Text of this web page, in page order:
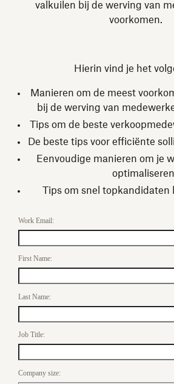
valkuilen bij de werving van
voorkomen.
Hierin vind je het
Manieren om de meest
bij de werving van
Tips om de beste
De beste tips voor efficiënte
Eenvoudige manieren om je
optimaliseren
Tips om snel
Work Email:
First Name:
Last Name:
Job Title:
Company size: